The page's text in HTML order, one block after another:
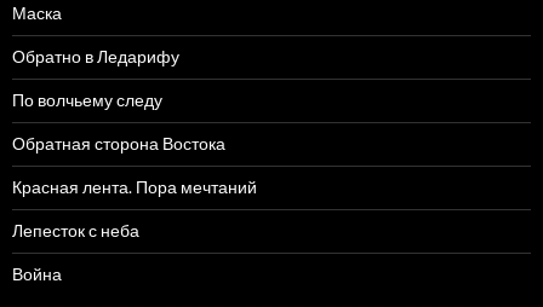
Маска
Обратно в Ледарифу
По волчьему следу
Обратная сторона Востока
Красная лента. Пора мечтаний
Лепесток с неба
Война